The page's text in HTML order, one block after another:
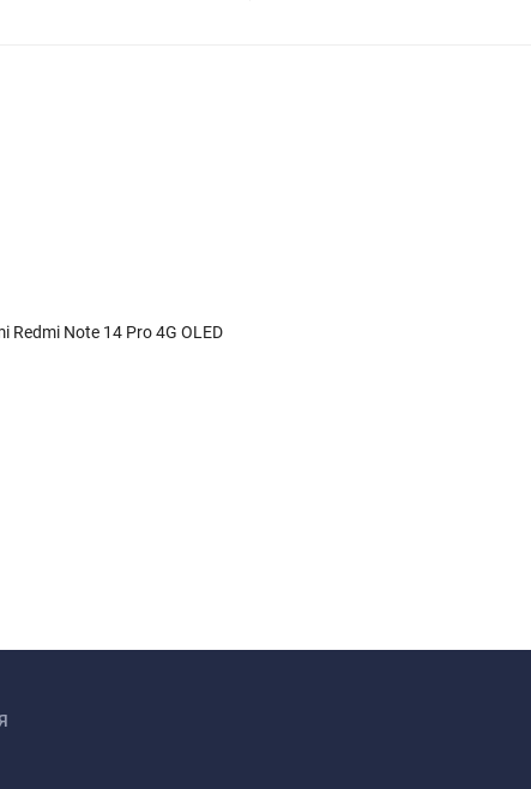
Redmi Note 14 Pro 4G OLED